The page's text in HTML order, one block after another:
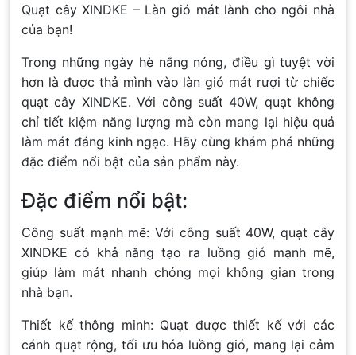
Quạt cây XINDKE – Làn gió mát lành cho ngôi nhà
của bạn!
Trong những ngày hè nắng nóng, điều gì tuyệt vời
hơn là được thả mình vào làn gió mát rượi từ chiếc
quạt cây XINDKE. Với công suất 40W, quạt không
chỉ tiết kiệm năng lượng mà còn mang lại hiệu quả
làm mát đáng kinh ngạc. Hãy cùng khám phá những
đặc điểm nổi bật của sản phẩm này.
Đặc điểm nổi bật:
Công suất mạnh mẽ: Với công suất 40W, quạt cây
XINDKE có khả năng tạo ra luồng gió mạnh mẽ,
giúp làm mát nhanh chóng mọi không gian trong
nhà bạn.
Thiết kế thông minh: Quạt được thiết kế với các
cánh quạt rộng, tối ưu hóa luồng gió, mang lại cảm